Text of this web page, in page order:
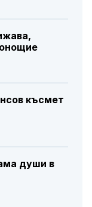
късмет
души в